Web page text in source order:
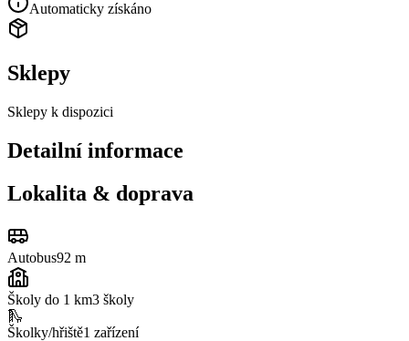
Automaticky získáno
Sklepy
Sklepy k dispozici
Detailní informace
Lokalita & doprava
Autobus92 m
Školy do 1 km3 školy
🛝
Školky/hřiště1 zařízení